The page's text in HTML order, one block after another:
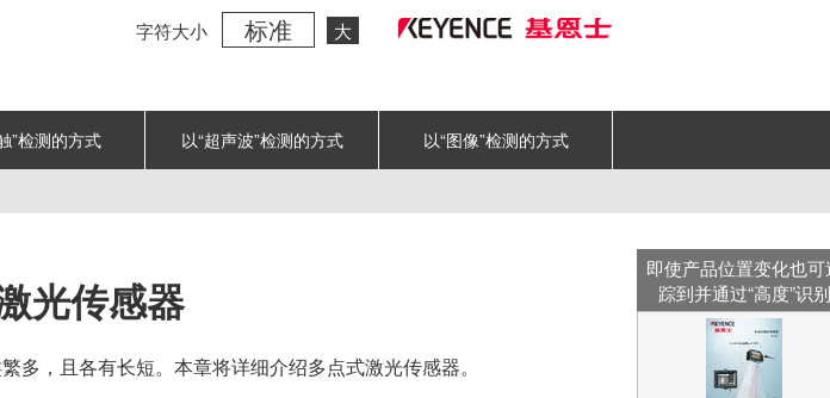
字符大小 标准 大
”检测的方式 以“超声波”检测的方式 以“图像”检测的方式
光传感器
多，且各有长短。本章将详细介绍多点式激光传感器。
即使产品位置变化也可
踪到并通过“高度”识别